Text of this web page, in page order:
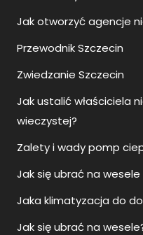
Jak otworzyć agencje
Przewodnik Szczecin
Zwiedzanie Szczecin
Jak ustalić właściciela
wieczystej?
Zalety i wady pomp
Jak się ubrać na wesele
Jaka klimatyzacja do
Jak się ubrać na